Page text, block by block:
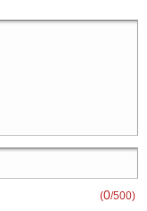
(0/500)